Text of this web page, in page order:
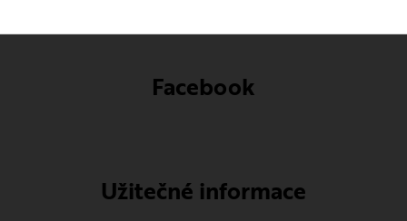
Facebook
Užitečné informace